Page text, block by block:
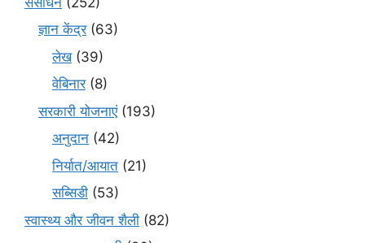
ज्ञान केंद्र(63)
लेख(39)
वेबिनार(8)
सरकारी योजनाएं(193)
अनुदान (42)
निर्यात/आयात (21)
सब्सिडी (53)
स्वास्थ्य और जीवन शैली (82)